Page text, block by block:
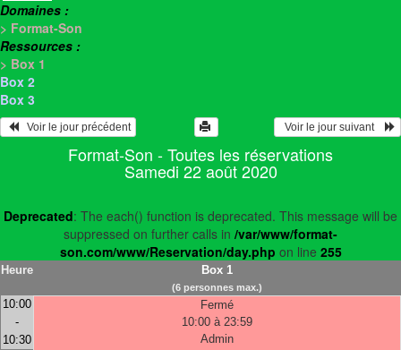
Domaines :
> Format-Son
Ressources :
> Box 1
Box 2
Box 3
   Voir le jour précédent
  Voir le jour suivant
Format-Son - Toutes les réservations
Samedi 22 août 2020
Deprecated: The each() function is deprecated. This message will be
suppressed on further calls in /var/www/format-
son.com/www/Reservation/day.php on line 255
Heure Box 1
(6 personnes max.)
10:00
-
10:30
Fermé
10:00 à 23:59
Admin